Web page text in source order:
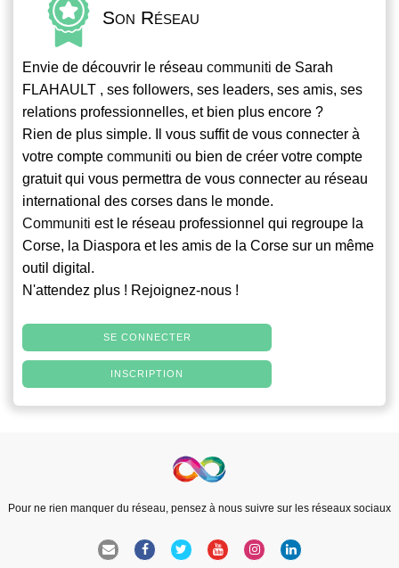
Son Réseau
Envie de découvrir le réseau communiti de Sarah
FLAHAULT , ses followers, ses leaders, ses amis, ses
relations professionnelles, et bien plus encore ?
Rien de plus simple. Il vous suffit de vous connecter à
votre compte communiti ou bien de créer votre compte
gratuit qui vous permettra de vous connecter au réseau
international des corses dans le monde.
Communiti est le réseau professionnel qui regroupe la
Corse, la Diaspora et les amis de la Corse sur un même
outil digital.
N'attendez plus ! Rejoignez-nous !
SE CONNECTER
INSCRIPTION
Pour ne rien manquer du réseau, pensez à nous suivre sur les réseaux sociaux